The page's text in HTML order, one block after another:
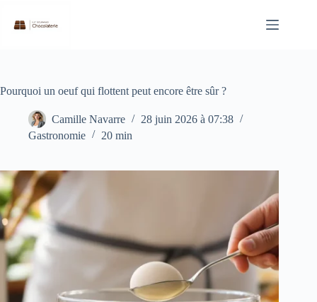
contenu
Pourquoi un oeuf qui flottent peut encore être sûr ?
Camille Navarre
28 juin 2026 à 07:38
Gastronomie
20 min